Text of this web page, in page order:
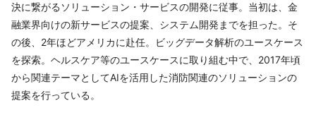
決に繋がるソリューション・サービスの開発に従事。当初は、金
融業界向けの新サービスの提案、システム開発までを担った。そ
の後、2年ほどアメリカに赴任。ビッグデータ解析のユースケース
を探索。ヘルスケア等のユースケースに取り組む中で、2017年頃
から関連テーマとしてAIを活用した消防関連のソリューションの
提案を行っている。